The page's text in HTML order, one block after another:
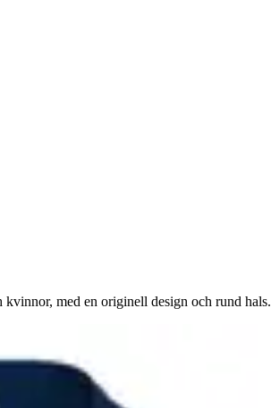
med en originell design och rund hals.